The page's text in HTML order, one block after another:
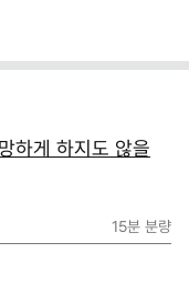
하게 하지도 않을
15분 분량